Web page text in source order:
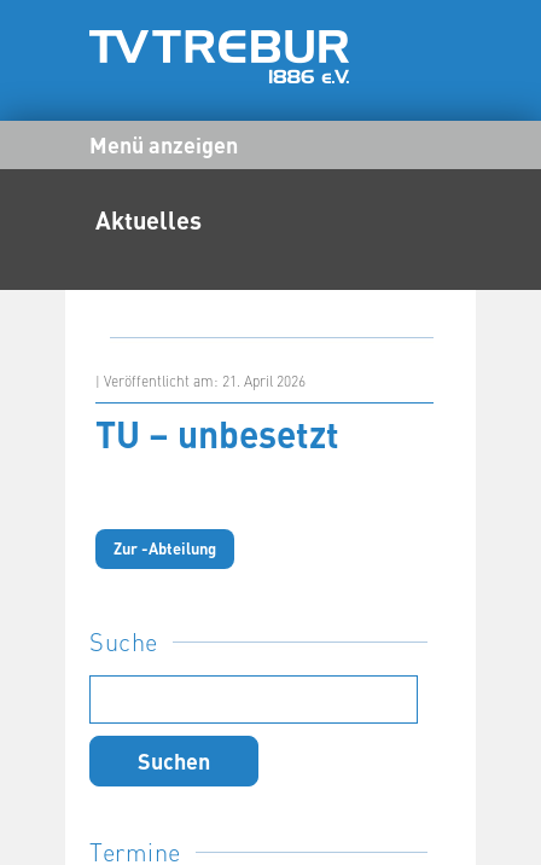
Menü anzeigen
Aktuelles
| Veröffentlicht am: 21. April 2026
TU – unbesetzt
Zur -Abteilung
Suche
nach:
Termine